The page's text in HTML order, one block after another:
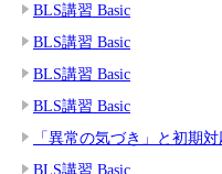
BLS講習 Basic
BLS講習 Basic
BLS講習 Basic
BLS講習 Basic
「異常の気づき」と初期
BLS講習 Basic